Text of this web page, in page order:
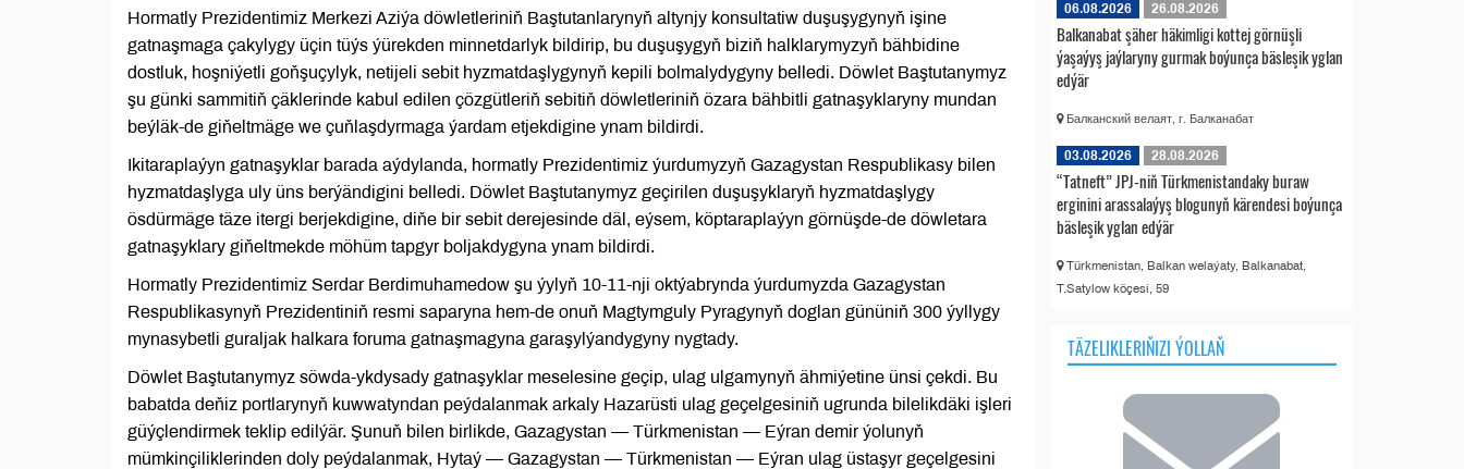
Hormatly Prezidentimiz Merkezi Aziýa döwletleriniň Baştutanlarynyň altynjy konsultatiw duşuşygynyň işine
gatnaşmaga çakylygy üçin tüýs ýürekden minnetdarlyk bildirip, bu duşuşygyň biziň halklarymyzyň bähbidine
dostluk, hoşniýetli goňşuçylyk, netijeli sebit hyzmatdaşlygynyň kepili bolmalydygyny belledi. Döwlet Baştutanymyz
şu günki sammitiň çäklerinde kabul edilen çözgütleriň sebitiň döwletleriniň özara bähbitli gatnaşyklaryny mundan
beýläk-de giňeltmäge we çuňlaşdyrmaga ýardam etjekdigine ynam bildirdi.
Ikitaraplaýyn gatnaşyklar barada aýdylanda, hormatly Prezidentimiz ýurdumyzyň Gazagystan Respublikasy bilen
hyzmatdaşlyga uly üns berýändigini belledi. Döwlet Baştutanymyz geçirilen duşuşyklaryň hyzmatdaşlygy
ösdürmäge täze itergi berjekdigine, diňe bir sebit derejesinde däl, eýsem, köptaraplaýyn görnüşde-de döwletara
gatnaşyklary giňeltmekde möhüm tapgyr boljakdygyna ynam bildirdi.
Hormatly Prezidentimiz Serdar Berdimuhamedow şu ýylyň 10-11-nji oktýabrynda ýurdumyzda Gazagystan
Respublikasynyň Prezidentiniň resmi saparyna hem-de onuň Magtymguly Pyragynyň doglan gününiň 300 ýyllygy
mynasybetli guraljak halkara foruma gatnaşmagyna garaşylýandygyny nygtady.
Döwlet Baştutanymyz söwda-ykdysady gatnaşyklar meselesine geçip, ulag ulgamynyň ähmiýetine ünsi çekdi. Bu
babatda deňiz portlarynyň kuwwatyndan peýdalanmak arkaly Hazarüsti ulag geçelgesiniň ugrunda bilelikdäki işleri
güýçlendirmek teklip edilýär. Şunuň bilen birlikde, Gazagystan — Türkmenistan — Eýran demir ýolunyň
mümkinçiliklerinden doly peýdalanmak, Hytaý — Gazagystan — Türkmenistan — Eýran ulag üstaşyr geçelgesini
06.08.2026 26.08.2026
Balkanabat şäher häkimligi kottej görnüşli
ýaşaýyş jaýlaryny gurmak boýunça bäsleşik yglan
edýär
Балканский велаят, г. Балканабат
03.08.2026 28.08.2026
“Tatneft” JPJ-niň Türkmenistandaky buraw
erginini arassalaýyş blogunyň kärendesi boýunça
bäsleşik yglan edýär
Türkmenistan, Balkan welaýaty, Balkanabat,
T.Satylow köçesi, 59
TÄZELIKLERIŇIZI ÝOLLAŇ